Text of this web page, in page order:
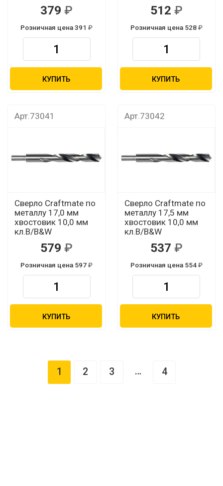
379
Розничная цена 391
КУПИТЬ
512
Розничная цена 528
КУПИТЬ
Арт.73041
Сверло Craftmate по
металлу 17,0 мм
хвостовик 10,0 мм
кл.В/B&W
579
Розничная цена 597
КУПИТЬ
Арт.73042
Сверло Craftmate по
металлу 17,5 мм
хвостовик 10,0 мм
кл.В/B&W
537
Розничная цена 554
КУПИТЬ
1 2 3 … 4